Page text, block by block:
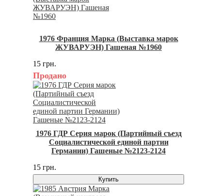
1976 Франция Марка (Выставка марок
ЖУВАРУЭН) Гашеная №1960
15 грн.
Продано
1976 ГДР Серия марок (Партийный съезд
Социалистической единой партии
Германии) Гашеные №2123-2124
15 грн.
Купить